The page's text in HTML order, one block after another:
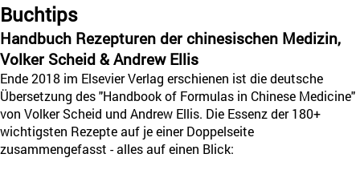
Buchtips
Handbuch Rezepturen der chinesischen Medizin,
Volker Scheid & Andrew Ellis
Ende 2018 im Elsevier Verlag erschienen ist die deutsche
Übersetzung des "Handbook of Formulas in Chinese Medicine"
von Volker Scheid und Andrew Ellis. Die Essenz der 180+
wichtigsten Rezepte auf je einer Doppelseite
zusammengefasst - alles auf einen Blick: